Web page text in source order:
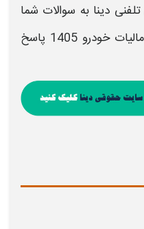
دینا به سوالات شما
خودرو 1405
پاسخ